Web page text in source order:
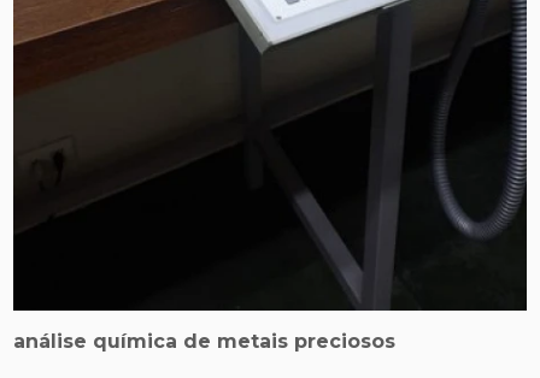
análise química de metais preciosos